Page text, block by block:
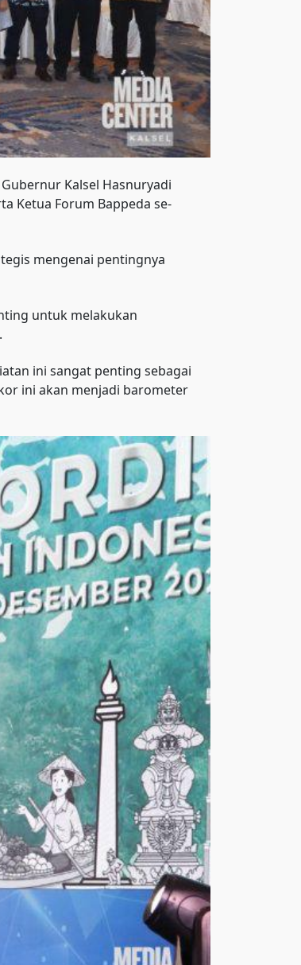
Kalsel Hasnuryadi
Ketua Forum Bappeda se-
mengenai pentingnya
untuk melakukan
ini sangat penting sebagai
ini akan menjadi barometer